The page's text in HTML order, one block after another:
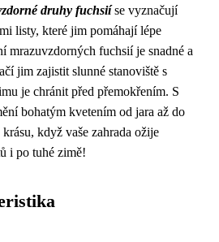
druhy fuchsiíse vyznačují
listy, které jim pomáhají lépe
mrazuvzdorných fuchsií je snadné a
jim zajistit slunné stanoviště s
je chránit před přemokřením. S
bohatým kvetením od jara až do
když vaše zahrada ožije
i po tuhé zimě!